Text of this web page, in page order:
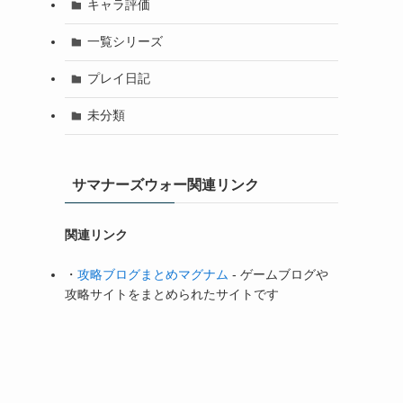
キャラ評価
一覧シリーズ
プレイ日記
未分類
サマナーズウォー関連リンク
関連リンク
・ 攻略ブログまとめマグナム - ゲームブログや
攻略サイトをまとめられたサイトです